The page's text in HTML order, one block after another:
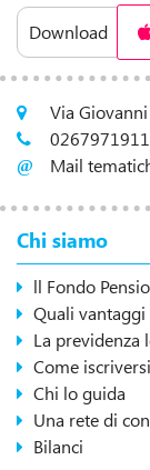
Download
Via
0267971911
Mail
Chi siamo
ll Fondo
Quali vantaggi
La previdenza
Come iscriversi
Chi lo guida
Una rete di
Bilanci